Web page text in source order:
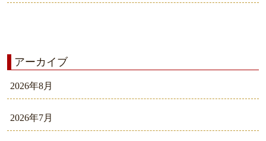
アーカイブ
2026年8月
2026年7月